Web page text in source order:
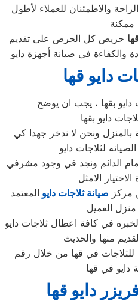
والاطمئنان للعملاء لأطول
حريص كل الحرص على تقديم
دايو قها
دايو بقها ، يجب ان يوضح
دايو بقها
بالمنزل ونحن لا ندخر جهدا كي
الدائم ونجد في وجود مشرفي
الامثل
مركز صيانة ثلاجات دايو المعتمد
في كافة اعطال ثلاجات دايو
في قها من خلال رقم
دايو قها